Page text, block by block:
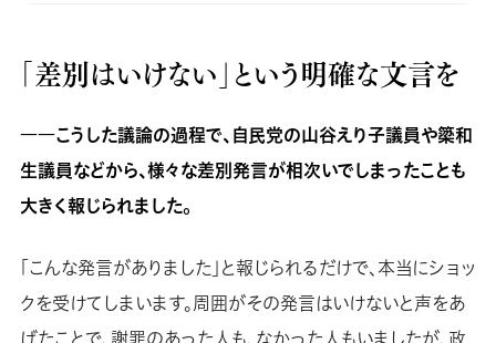
「差別はいけない」という明確な文言を
――こうした議論の過程で、自民党の山谷えり子議員や簗和
生議員などから、様々な差別発言が相次いでしまったことも
大きく報じられました。
「こんな発言がありました」と報じられるだけで、本当にショッ
クを受けてしまいます。周囲がその発言はいけないと声をあ